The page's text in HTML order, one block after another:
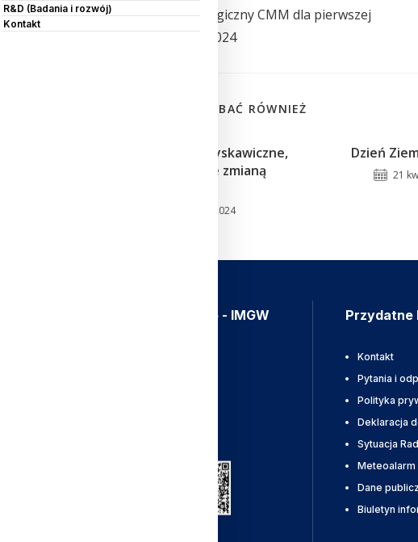
R&D (Badania i rozwój)
Kontakt
Informator Meteorologiczny CMM dla pierwszej
dekady października 2024
MOŻE CI SIĘ SPODOBAĆ RÓWNIEŻ
Burze i powodzie błyskawiczne,
czyli „wakacje ze zmianą
5 czerwca 2024
Dzień
21
Aplikacja Meteo - IMGW Przydatne
Kontakt
Pytania i
Polityka
Deklaracja
Sytuacja
Meteoalarm
Dane
Biuletyn